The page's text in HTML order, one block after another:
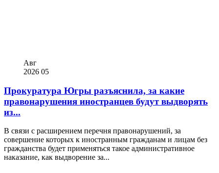
Авг
2026 05
Прокуратура Югры разъяснила, за какие
правонарушения иностранцев будут выдворять
из...
В связи с расширением перечня правонарушений, за
совершение которых к иностранным гражданам и лицам без
гражданства будет применяться такое административное
наказание, как выдворение за...